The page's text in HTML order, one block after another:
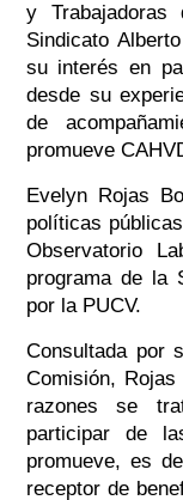
y
Sindicato
su interés en
desde su
de
promueve
Evelyn Rojas
políticas
Observatorio
programa de la
por la PUCV.
Consultada por
Comisión,
razones se
participar de
promueve, es
receptor de